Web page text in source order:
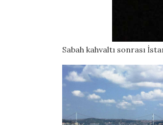
Sabah kahvaltı sonrası